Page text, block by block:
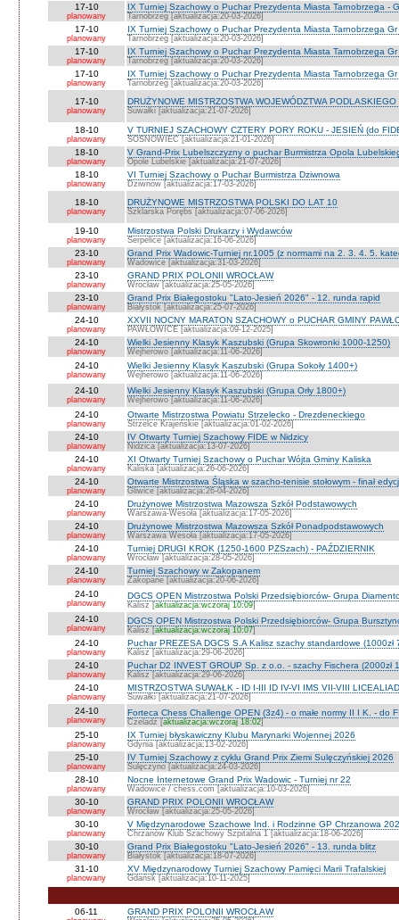
17-10
planowany
IX Turniej Szachowy o Puchar Prezydenta Miasta Tarnobrzega -
Tarnobrzeg [aktualizacja:20-03-2026]
17-10
planowany
IX Turniej Szachowy o Puchar Prezydenta Miasta Tarnobrzega
Tarnobrzeg [aktualizacja:20-03-2026]
17-10
planowany
IX Turniej Szachowy o Puchar Prezydenta Miasta Tarnobrzega
Tarnobrzeg [aktualizacja:20-03-2026]
17-10
planowany
IX Turniej Szachowy o Puchar Prezydenta Miasta Tarnobrzega Gr
Tarnobrzeg [aktualizacja:20-03-2026]
17-10
planowany
DRUŻYNOWE MISTRZOSTWA WOJEWÓDZTWA
Suwałki [aktualizacja:21-07-2026]
18-10
planowany
V TURNIEJ SZACHOWY CZTERY PORY ROKU - JESIEŃ (do
SOSNOWIEC [aktualizacja:21-01-2026]
18-10
planowany
V Grand-Prix Lubelszczyzny o puchar Burmistrza Opola
Opole Lubelskie [aktualizacja:21-07-2026]
18-10
planowany
VI Turniej Szachowy o Puchar Burmistrza Dziwnowa
Dziwnów [aktualizacja:17-03-2026]
18-10
planowany
DRUŻYNOWE MISTRZOSTWA POLSKI DO LAT 10
Szklarska Porębs [aktualizacja:07-06-2026]
19-10
planowany
Mistrzostwa Polski Drukarzy i Wydawców
Serpelice [aktualizacja:16-06-2026]
23-10
planowany
Grand Prix Wadowic-Turniej nr.1005 (z normami na 2. 3. 4. 5.
Wadowice [aktualizacja:31-03-2026]
23-10
planowany
GRAND PRIX POLONII WROCŁAW
Wrocław [aktualizacja:25-05-2026]
23-10
planowany
Grand Prix Białegostoku "Lato-Jesień 2026" - 12. runda rapid
Białystok [aktualizacja:25-07-2026]
24-10
planowany
XXVII NOCNY MARATON SZACHOWY o PUCHAR GMINY
PAWŁOWICE [aktualizacja:09-12-2025]
24-10
planowany
Wielki Jesienny Klasyk Kaszubski (Grupa Skowronki 1000-1250)
Wejherowo [aktualizacja:11-06-2026]
24-10
planowany
Wielki Jesienny Klasyk Kaszubski (Grupa Sokoły 1400+)
Wejherowo [aktualizacja:11-06-2026]
24-10
planowany
Wielki Jesienny Klasyk Kaszubski (Grupa Orły 1800+)
Wejherowo [aktualizacja:11-06-2026]
24-10
planowany
Otwarte Mistrzostwa Powiatu Strzelecko - Drezdeneckiego
Strzelce Krajeńskie [aktualizacja:01-02-2026]
24-10
planowany
IV Otwarty Turniej Szachowy FIDE w Nidzicy
Nidzica [aktualizacja:13-07-2026]
24-10
planowany
XI Otwarty Turniej Szachowy o Puchar Wójta Gminy Kaliska
Kaliska [aktualizacja:26-06-2026]
24-10
planowany
Otwarte Mistrzostwa Śląska w szacho-tenisie stołowym - finał
Gliwice [aktualizacja:26-04-2026]
24-10
planowany
Drużynowe Mistrzostwa Mazowsza Szkół Podstawowych
Warszawa-Wesoła [aktualizacja:17-05-2026]
24-10
planowany
Drużynowe Mistrzostwa Mazowsza Szkół Ponadpodstawowych
Warszawa Wesoła [aktualizacja:17-05-2026]
24-10
planowany
Turniej DRUGI KROK (1250-1600 PZSzach) - PAŹDZIERNIK
Wrocław [aktualizacja:28-05-2026]
24-10
planowany
Turniej Szachowy w Zakopanem
Zakopane [aktualizacja:20-06-2026]
24-10
planowany
DGCS OPEN Mistrzostwa Polski Przedsiębiorców- Grupa
Kalisz [aktualizacja:wczoraj 10:09]
24-10
planowany
DGCS OPEN Mistrzostwa Polski Przedsiębiorców- Grupa
Kalisz [aktualizacja:wczoraj 10:07]
24-10
planowany
Puchar PREZESA DGCS S.A Kalisz szachy standardowe (1000zł
Kalisz [aktualizacja:29-06-2026]
24-10
planowany
Puchar D2 INVEST GROUP Sp. z o.o. - szachy Fischera (2000zł
Kalisz [aktualizacja:29-06-2026]
24-10
planowany
MISTRZOSTWA SUWAŁK - ID I-III ID IV-VI IMS VII-VIII
Suwałki [aktualizacja:21-07-2026]
24-10
planowany
Forteca Chess Challenge OPEN (3z4) - o małe normy II I K. - do
Czeladź [aktualizacja:wczoraj 18:02]
25-10
planowany
IX Turniej błyskawiczny Klubu Marynarki Wojennej 2026
Gdynia [aktualizacja:13-02-2026]
25-10
planowany
IV Turniej Szachowy z cyklu Grand Prix Ziemi Sulęczyńskiej 2026
Sulęczyno [aktualizacja:24-03-2026]
28-10
planowany
Nocne Internetowe Grand Prix Wadowic - Turniej nr 22
Wadowice / chess.com [aktualizacja:10-03-2026]
30-10
planowany
GRAND PRIX POLONII WROCŁAW
Wrocław [aktualizacja:25-05-2026]
30-10
planowany
V Międzynarodowe Szachowe Ind. i Rodzinne GP Chrzanowa
Chrzanów Klub Szachowy Szpitalna 1 [aktualizacja:18-06-2026]
30-10
planowany
Grand Prix Białegostoku "Lato-Jesień 2026" - 13. runda blitz
Białystok [aktualizacja:18-07-2026]
31-10
planowany
XV Międzynarodowy Turniej Szachowy Pamięci Marii Trafalskiej
Gdańsk [aktualizacja:10-11-2025]
06-11 GRAND PRIX POLONII WROCŁAW